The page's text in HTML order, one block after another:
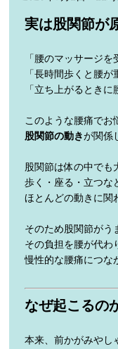
実は股関節が
「腰のマッサージを
「長時間歩くと腰が
「立ち上がるときに
このような腰痛でお
股関節の動きが関係
股関節は体の中でも
歩く・座る・立つな
ほとんどの動きに関
そのため股関節がう
その負担を腰が代わ
慢性的な腰痛につな
なぜ起こるの
本来、前かがみやし